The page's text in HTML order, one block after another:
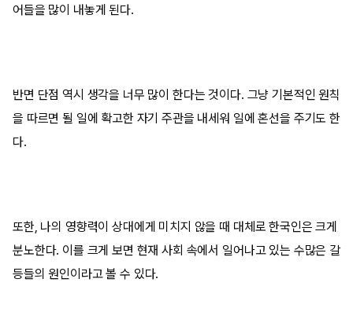
어들을 많이 내놓게 된다.
반면 단점 역시 생각을 너무 많이 한다는 것이다. 그냥 기본적인 원칙
을 따르면 될 일에 확고한 자기 주관을 내세워 일에 혼선을 주기도 한
다.
또한, 나의 영향력이 상대에게 미치지 않을 때 대체로 한국인은 크게
분노한다. 이를 크게 보면 현재 사회 속에서 일어나고 있는 수많은 갈
등들의 원인이라고 볼 수 있다.